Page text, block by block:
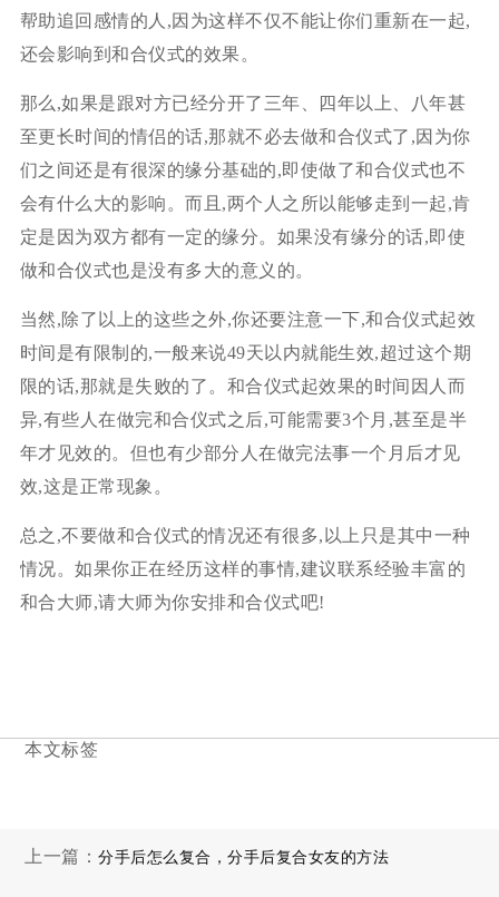
帮助追回感情的人,因为这样不仅不能让你们重新在一起,
还会影响到和合仪式的效果。
那么,如果是跟对方已经分开了三年、四年以上、八年甚
至更长时间的情侣的话,那就不必去做和合仪式了,因为你
们之间还是有很深的缘分基础的,即使做了和合仪式也不
会有什么大的影响。而且,两个人之所以能够走到一起,肯
定是因为双方都有一定的缘分。如果没有缘分的话,即使
做和合仪式也是没有多大的意义的。
当然,除了以上的这些之外,你还要注意一下,和合仪式起效
时间是有限制的,一般来说49天以内就能生效,超过这个期
限的话,那就是失败的了。和合仪式起效果的时间因人而
异,有些人在做完和合仪式之后,可能需要3个月,甚至是半
年才见效的。但也有少部分人在做完法事一个月后才见
效,这是正常现象。
总之,不要做和合仪式的情况还有很多,以上只是其中一种
情况。如果你正在经历这样的事情,建议联系经验丰富的
和合大师,请大师为你安排和合仪式吧!
本文标签
上一篇：分手后怎么复合，分手后复合女友的方法